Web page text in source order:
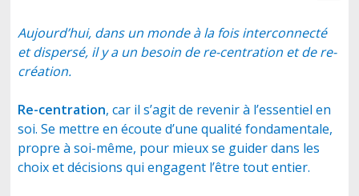
Aujourd’hui, dans un monde à la fois interconnecté
et dispersé, il y a un besoin de re-centration et de re-
création.
Re-centration, car il s’agit de revenir à l’essentiel en
soi. Se mettre en écoute d’une qualité fondamentale,
propre à soi-même, pour mieux se guider dans les
choix et décisions qui engagent l’être tout entier.